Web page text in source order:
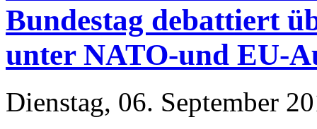
Bundestag debattiert
unter NATO-und EU-
Dienstag, 06. September